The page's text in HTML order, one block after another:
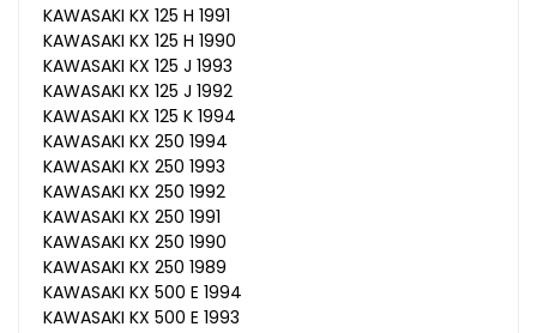
KAWASAKI KX 125 H 1991
KAWASAKI KX 125 H 1990
KAWASAKI KX 125 J 1993
KAWASAKI KX 125 J 1992
KAWASAKI KX 125 K 1994
KAWASAKI KX 250 1994
KAWASAKI KX 250 1993
KAWASAKI KX 250 1992
KAWASAKI KX 250 1991
KAWASAKI KX 250 1990
KAWASAKI KX 250 1989
KAWASAKI KX 500 E 1994
KAWASAKI KX 500 E 1993